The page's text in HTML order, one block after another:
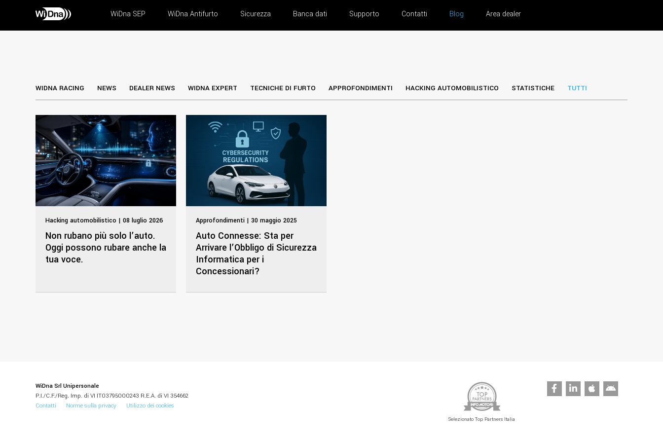
WiDna SEP WiDna Antifurto Sicurezza Banca dati Supporto Contatti Blog Area dealer
WIDNA RACING NEWS DEALER NEWS WIDNA EXPERT TECNICHE DI FURTO APPROFONDIMENTI HACKING AUTOMOBILISTICO STATISTICHE TUTTI
Hacking automobilistico | 08 luglio 2026
Non rubano più solo l’auto.
Oggi possono rubare anche la
tua voce.
Approfondimenti | 30 maggio 2025
Auto Connesse: Sta per
Arrivare l’Obbligo di Sicurezza
Informatica per i
Concessionari?
WiDna Srl Unipersonale
P.I./C.F./Reg. Imp. di VI IT03795000243 R.E.A. di VI 354662
Contatti
Norme sulla privacy Utilizzo dei cookies
Selezionato Top Partners Italia